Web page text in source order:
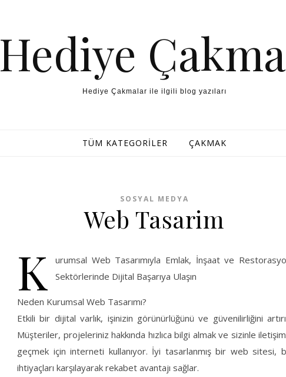
Hediye
Hediye Çakmalar ile ilgili blog yazıları
TÜM KATEGORILER ÇAKMAK
SOSYAL MEDYA
Web Tasarim
K
urumsal Web Tasarımıyla Emlak, İnşaat ve
Sektörlerinde Dijital Başarıya Ulaşın
Neden Kurumsal Web Tasarımı?
Etkili bir dijital varlık, işinizin görünürlüğünü ve güvenilirliğini
Müşteriler, projeleriniz hakkında hızlıca bilgi almak ve sizinle
geçmek için interneti kullanıyor. İyi tasarlanmış bir web sitesi,
ihtiyaçları karşılayarak rekabet avantajı sağlar.